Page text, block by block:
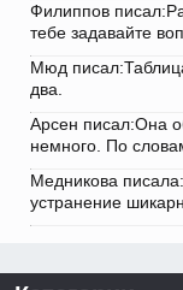
Филиппов
тебе задавайте
Мюд
два.
Арсен писал:Она
немного. По
Медникова
устранение